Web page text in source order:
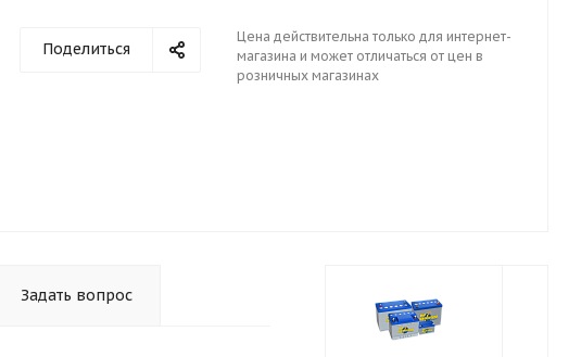
Поделиться
Цена действительна только для интернет-
магазина и может отличаться от цен в
розничных магазинах
Задать вопрос